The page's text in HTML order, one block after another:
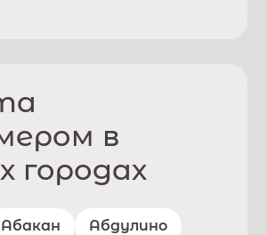
в
городах
Абакан Абдулино